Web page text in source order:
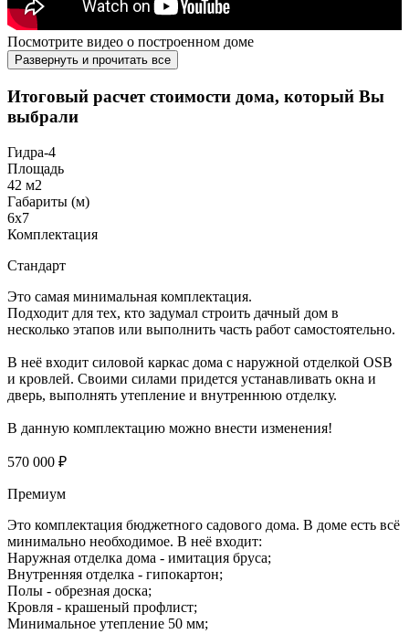
Посмотрите видео о построенном доме
Развернуть и прочитать все
Итоговый расчет стоимости дома, который Вы
выбрали
Гидра-4
Площадь
42 м2
Габариты (м)
6х7
Комплектация
Стандарт
Это самая минимальная комплектация.
Подходит для тех, кто задумал строить дачный дом в
несколько этапов или выполнить часть работ самостоятельно.
В неё входит силовой каркас дома с наружной отделкой OSB
и кровлей. Своими силами придется устанавливать окна и
дверь, выполнять утепление и внутреннюю отделку.
В данную комплектацию можно внести изменения!
570 000 ₽
Премиум
Это комплектация бюджетного садового дома. В доме есть всё
минимально необходимое. В неё входит:
Наружная отделка дома - имитация бруса;
Внутренняя отделка - гипокартон;
Полы - обрезная доска;
Кровля - крашеный профлист;
Минимальное утепление 50 мм;